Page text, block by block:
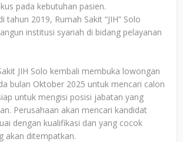
pada kebutuhan pasien.
tahun 2019, Rumah Sakit “JIH” Solo
institusi syariah di bidang pelayanan
JIH Solo kembali membuka lowongan
bulan Oktober 2025 untuk mencari calon
untuk mengisi posisi jabatan yang
Perusahaan akan mencari kandidat
dengan kualifikasi dan yang cocok
akan ditempatkan.